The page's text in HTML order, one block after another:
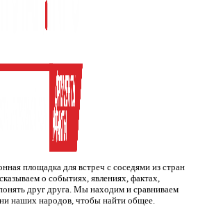
площадка для встреч с соседями из стран
о событиях, явлениях, фактах,
друг друга. Мы находим и сравниваем
наших народов, чтобы найти общее.